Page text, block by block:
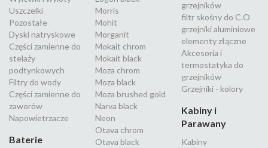
Uszczelki
Pozostałe
Dyski natryskowe
Części zamienne do
stelaży
podtynkowych
Filtry do wody
Części zamienne do
zaworów
Napowietrzacze
Baterie
Morris
Mohit
Morganit
Mokait chrom
Mokait black
Moza chrom
Moza black
Moza brushed gold
Narva black
Neon
Otava chrom
Otava black
grzejników
filtr skośny do C.O
grzejniki aluminiowe
elementy złączne
Akcesoria i
termostatyka do
grzejników
Grzejniki - kolory
Kabiny i
Parawany
Kabiny